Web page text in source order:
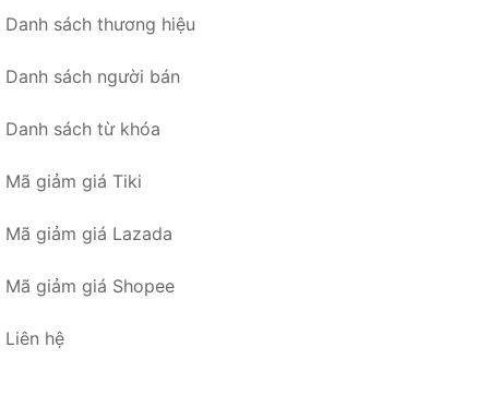
Danh sách thương hiệu
Danh sách người bán
Danh sách từ khóa
Mã giảm giá Tiki
Mã giảm giá Lazada
Mã giảm giá Shopee
Liên hệ